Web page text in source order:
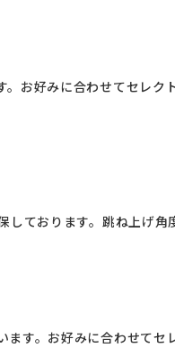
お好みに合わせてセレクト
ております。跳ね上げ
す。お好みに合わせてセ